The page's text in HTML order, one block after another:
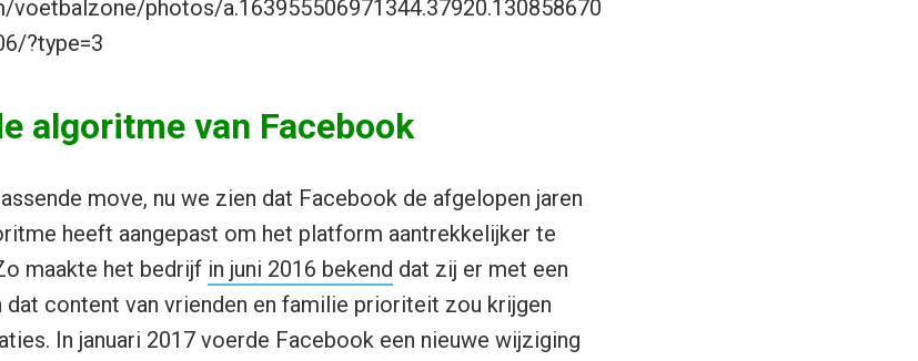
photos/a.163955506971344.37920.130858670
?type=3
algoritme van Facebook
move, nu we zien dat Facebook de afgelopen jaren
heeft aangepast om het platform aantrekkelijker te
maakte het bedrijf in juni 2016 bekend dat zij er met een
content van vrienden en familie prioriteit zou krijgen
In januari 2017 voerde Facebook een nieuwe wijziging